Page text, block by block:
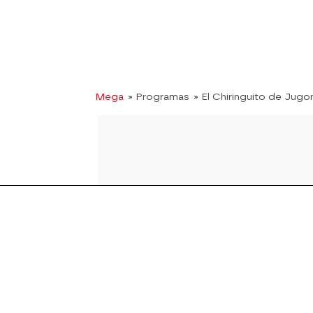
Mega » Programas » El Chiringuito de